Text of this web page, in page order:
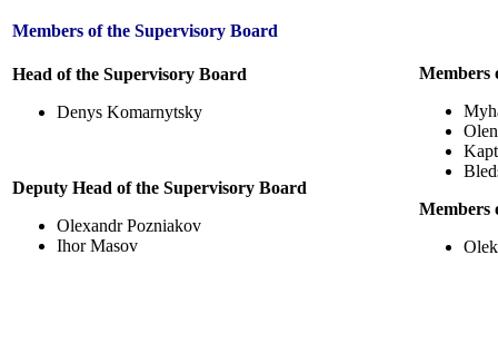
Members of the Supervisory Board
Head of the Supervisory Board
Denys Komarnytsky
Deputy Head of the Supervisory Board
Olexandr Pozniakov
Ihor Masov
Members
Members